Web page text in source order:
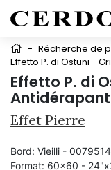
- Récherche de
Effetto P. di Ostuni -
Effetto P. di
Antidérapant
Effet Pierre
Bord: Vieilli - 0079514
Format: 60x60 -